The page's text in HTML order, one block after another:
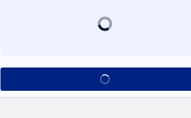
Ver más horarios